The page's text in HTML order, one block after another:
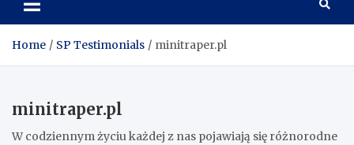
Home SP Testimonials minitraper.pl
minitraper.pl
W codziennym życiu każdej z nas pojawiają się różnorodne